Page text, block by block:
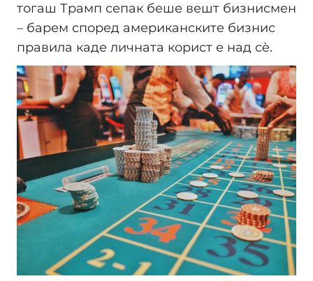
тогаш Трамп сепак беше вешт бизнисмен
– барем според американските бизнис
правила каде личната корист е над сè.